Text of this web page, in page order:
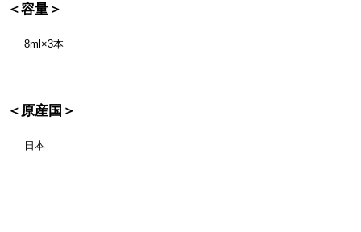
＜容量＞
8ml×3本
＜原産国＞
日本